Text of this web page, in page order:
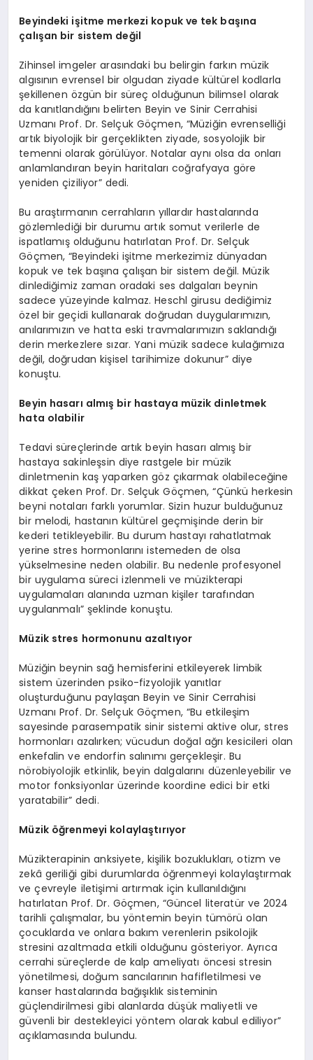
Beyindeki işitme merkezi kopuk ve tek başına
çalışan bir sistem değil
Zihinsel imgeler arasındaki bu belirgin farkın müzik
algısının evrensel bir olgudan ziyade kültürel kodlarla
şekillenen özgün bir süreç olduğunun bilimsel olarak
da kanıtlandığını belirten Beyin ve Sinir Cerrahisi
Uzmanı Prof. Dr. Selçuk Göçmen, “Müziğin evrenselliği
artık biyolojik bir gerçeklikten ziyade, sosyolojik bir
temenni olarak görülüyor. Notalar aynı olsa da onları
anlamlandıran beyin haritaları coğrafyaya göre
yeniden çiziliyor” dedi.
Bu araştırmanın cerrahların yıllardır hastalarında
gözlemlediği bir durumu artık somut verilerle de
ispatlamış olduğunu hatırlatan Prof. Dr. Selçuk
Göçmen, “Beyindeki işitme merkezimiz dünyadan
kopuk ve tek başına çalışan bir sistem değil. Müzik
dinlediğimiz zaman oradaki ses dalgaları beynin
sadece yüzeyinde kalmaz. Heschl girusu dediğimiz
özel bir geçidi kullanarak doğrudan duygularımızın,
anılarımızın ve hatta eski travmalarımızın saklandığı
derin merkezlere sızar. Yani müzik sadece kulağımıza
değil, doğrudan kişisel tarihimize dokunur” diye
konuştu.
Beyin hasarı almış bir hastaya müzik dinletmek
hata olabilir
Tedavi süreçlerinde artık beyin hasarı almış bir
hastaya sakinleşsin diye rastgele bir müzik
dinletmenin kaş yaparken göz çıkarmak olabileceğine
dikkat çeken Prof. Dr. Selçuk Göçmen, “Çünkü herkesin
beyni notaları farklı yorumlar. Sizin huzur bulduğunuz
bir melodi, hastanın kültürel geçmişinde derin bir
kederi tetikleyebilir. Bu durum hastayı rahatlatmak
yerine stres hormonlarını istemeden de olsa
yükselmesine neden olabilir. Bu nedenle profesyonel
bir uygulama süreci izlenmeli ve müzikterapi
uygulamaları alanında uzman kişiler tarafından
uygulanmalı” şeklinde konuştu.
Müzik stres hormonunu azaltıyor
Müziğin beynin sağ hemisferini etkileyerek limbik
sistem üzerinden psiko-fizyolojik yanıtlar
oluşturduğunu paylaşan Beyin ve Sinir Cerrahisi
Uzmanı Prof. Dr. Selçuk Göçmen, “Bu etkileşim
sayesinde parasempatik sinir sistemi aktive olur, stres
hormonları azalırken; vücudun doğal ağrı kesicileri olan
enkefalin ve endorfin salınımı gerçekleşir. Bu
nörobiyolojik etkinlik, beyin dalgalarını düzenleyebilir ve
motor fonksiyonlar üzerinde koordine edici bir etki
yaratabilir” dedi.
Müzik öğrenmeyi kolaylaştırıyor
Müzikterapinin anksiyete, kişilik bozuklukları, otizm ve
zekâ geriliği gibi durumlarda öğrenmeyi kolaylaştırmak
ve çevreyle iletişimi artırmak için kullanıldığını
hatırlatan Prof. Dr. Göçmen, “Güncel literatür ve 2024
tarihli çalışmalar, bu yöntemin beyin tümörü olan
çocuklarda ve onlara bakım verenlerin psikolojik
stresini azaltmada etkili olduğunu gösteriyor. Ayrıca
cerrahi süreçlerde de kalp ameliyatı öncesi stresin
yönetilmesi, doğum sancılarının hafifletilmesi ve
kanser hastalarında bağışıklık sisteminin
güçlendirilmesi gibi alanlarda düşük maliyetli ve
güvenli bir destekleyici yöntem olarak kabul ediliyor”
açıklamasında bulundu.